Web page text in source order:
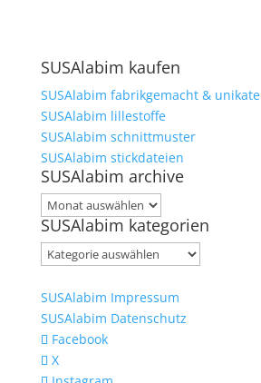
SUSAlabim kaufen
SUSAlabim fabrikgemacht & unikate
SUSAlabim lillestoffe
SUSAlabim schnittmuster
SUSAlabim stickdateien
SUSAlabim archive
SUSAlabim
archive
SUSAlabim kategorien
SUSAlabim
SUSAlabim Impressum
SUSAlabim Datenschutz
Facebook
X